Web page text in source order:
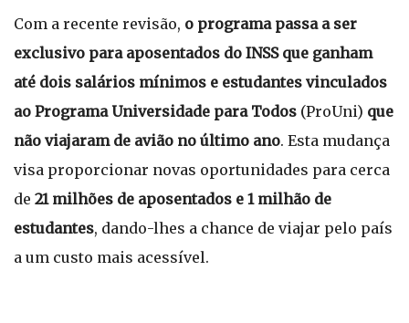
Com a recente revisão, o programa passa a ser
exclusivo para aposentados do INSS que ganham
até dois salários mínimos e estudantes vinculados
ao Programa Universidade para Todos (ProUni) que
não viajaram de avião no último ano. Esta mudança
visa proporcionar novas oportunidades para cerca
de 21 milhões de aposentados e 1 milhão de
estudantes, dando-lhes a chance de viajar pelo país
a um custo mais acessível.